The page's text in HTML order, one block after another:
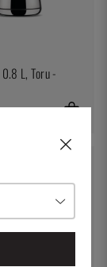
L, Toru -